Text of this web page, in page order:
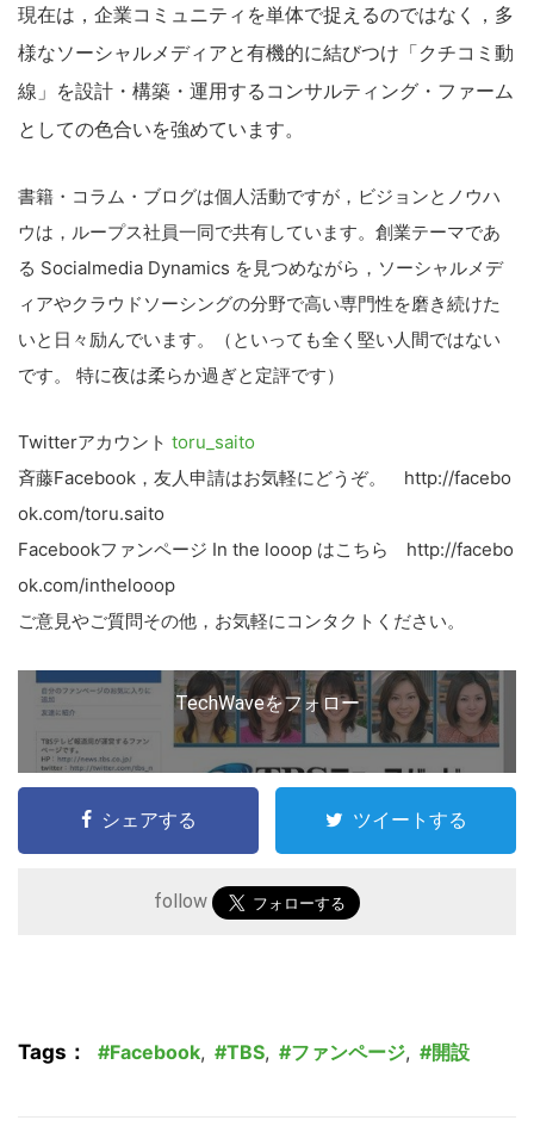
現在は，企業コミュニティを単体で捉えるのではなく，多
様なソーシャルメディアと有機的に結びつけ「クチコミ動
線」を設計・構築・運用するコンサルティング・ファーム
としての色合いを強めています。
書籍・コラム・ブログは個人活動ですが，ビジョンとノウハ
ウは，ループス社員一同で共有しています。創業テーマであ
る Socialmedia Dynamics を見つめながら，ソーシャルメデ
ィアやクラウドソーシングの分野で高い専門性を磨き続けた
いと日々励んでいます。（といっても全く堅い人間ではない
です。 特に夜は柔らか過ぎと定評です）
Twitterアカウント toru_saito
斉藤Facebook，友人申請はお気軽にどうぞ。 http://facebo
ok.com/toru.saito
Facebookファンページ In the looop はこちら http://facebo
ok.com/inthelooop
ご意見やご質問その他，お気軽にコンタクトください。
TechWaveをフォロー
シェアする ツイートする
follow
Tags： Facebook, TBS, ファンページ, 開設